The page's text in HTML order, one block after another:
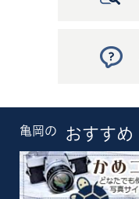
亀岡の おすすめ